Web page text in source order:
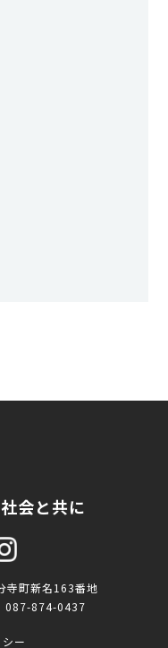
会と共に
町新名163番地
087-874-0437
ー